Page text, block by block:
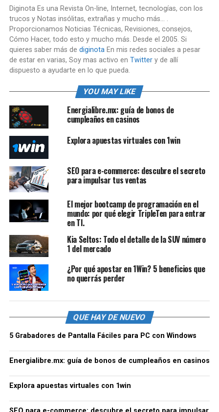
Diginota Es una Revista On-line, Internet, tecnologías, con los
trucos y Notas insólitas, extrañas y mucho más... .
Proporcionamos Noticias Técnicas, Revisiones, consejos,
Cómo Hacer, todo esto y mucho más. Desde el 2005. Si
quieres saber más de diginotaEn mis redes sociales a pesar
de estar en varias, Soy mas activo en Twittery de allí
dispuesto a ayudarte en lo que pueda.
YOU MAY LIKE
Energialibre.mx: guía de bonos de
cumpleaños en casinos
Explora apuestas virtuales con 1win
SEO para e-commerce: descubre el secreto
para impulsar tus ventas
El mejor bootcamp de programación en el
mundo: por qué elegir TripleTen para entrar
en TI.
Kia Seltos: Todo el detalle de la SUV número
1 del mercado
¿Por qué apostar en 1Win? 5 beneficios que
no querrás perder
QUE HAY DE NUEVO
5 Grabadores de Pantalla Fáciles para PC con Windows
Energialibre.mx: guía de bonos de cumpleaños en casinos
Explora apuestas virtuales con 1win